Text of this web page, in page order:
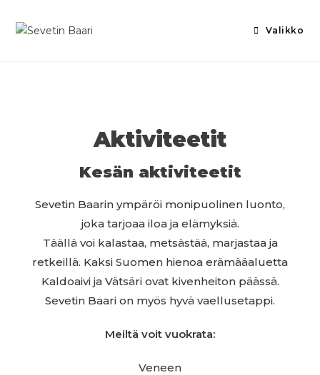
Valikko
Aktiviteetit
Kesän aktiviteetit
Sevetin Baarin ympäröi monipuolinen luonto,
joka tarjoaa iloa ja elämyksiä.
Täällä voi kalastaa, metsästää, marjastaa ja
retkeillä. Kaksi Suomen hienoa erämääaluetta
Kaldoaivi ja Vätsäri ovat kivenheiton päässä.
Sevetin Baari on myös hyvä vaellusetappi.
Meiltä voit vuokrata:
Veneen